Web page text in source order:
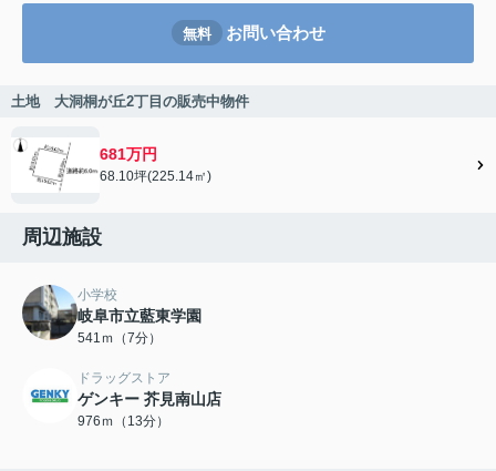
無料 お問い合わせ
土地 大洞桐が丘2丁目の販売中物件
681万円
68.10坪(225.14㎡)
周辺施設
小学校
岐阜市立藍東学園
541ｍ（7分）
ドラッグストア
ゲンキー 芥見南山店
976ｍ（13分）